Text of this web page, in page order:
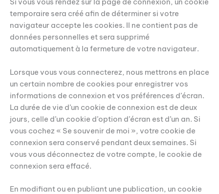
temporaire sera créé afin de déterminer si votre
navigateur accepte les cookies. Il ne contient pas de
données personnelles et sera supprimé
automatiquement à la fermeture de votre navigateur.
Lorsque vous vous connecterez, nous mettrons en place
un certain nombre de cookies pour enregistrer vos
informations de connexion et vos préférences d’écran.
La durée de vie d’un cookie de connexion est de deux
jours, celle d’un cookie d’option d’écran est d’un an. Si
vous cochez « Se souvenir de moi », votre cookie de
connexion sera conservé pendant deux semaines. Si
vous vous déconnectez de votre compte, le cookie de
connexion sera effacé.
En modifiant ou en publiant une publication, un cookie